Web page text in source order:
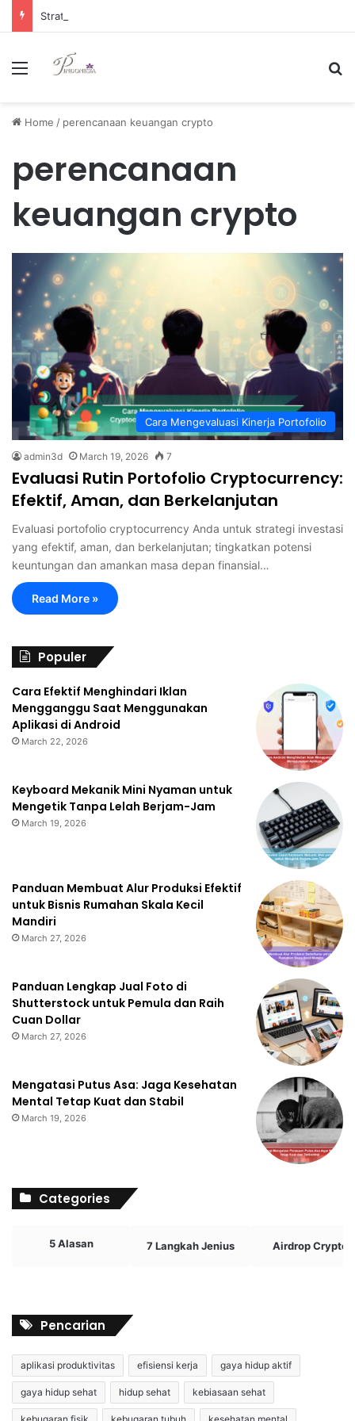
Menu
Home / perencanaan keuangan crypto
perencanaan
keuangan crypto
Cara Mengevaluasi Kinerja Portofolio
admin3d March 19, 2026 7
Evaluasi Rutin Portofolio Cryptocurrency:
Efektif, Aman, dan Berkelanjutan
Evaluasi portofolio cryptocurrency Anda untuk strategi investasi
yang efektif, aman, dan berkelanjutan; tingkatkan potensi
keuntungan dan amankan masa depan finansial…
Read More »
Populer
Cara Efektif Menghindari Iklan
Mengganggu Saat Menggunakan
Aplikasi di Android
March 22, 2026
Keyboard Mekanik Mini Nyaman untuk
Mengetik Tanpa Lelah Berjam-Jam
March 19, 2026
Panduan Membuat Alur Produksi Efektif
untuk Bisnis Rumahan Skala Kecil
Mandiri
March 27, 2026
Panduan Lengkap Jual Foto di
Shutterstock untuk Pemula dan Raih
Cuan Dollar
March 27, 2026
Mengatasi Putus Asa: Jaga Kesehatan
Mental Tetap Kuat dan Stabil
March 19, 2026
Categories
5 Alasan 7 Langkah Jenius Airdrop Crypto
Pencarian
aplikasi produktivitas efisiensi kerja gaya hidup aktif
gaya hidup sehat hidup sehat kebiasaan sehat